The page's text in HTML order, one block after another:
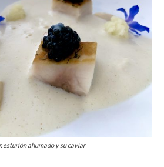
esturión ahumado y su caviar